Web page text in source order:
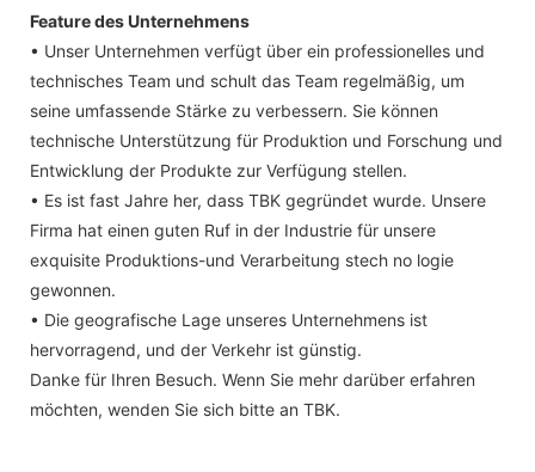
Feature des Unternehmens
• Unser Unternehmen verfügt über ein professionelles und
technisches Team und schult das Team regelmäßig, um
seine umfassende Stärke zu verbessern. Sie können
technische Unterstützung für Produktion und Forschung und
Entwicklung der Produkte zur Verfügung stellen.
• Es ist fast Jahre her, dass TBK gegründet wurde. Unsere
Firma hat einen guten Ruf in der Industrie für unsere
exquisite Produktions-und Verarbeitung stech no logie
gewonnen.
• Die geografische Lage unseres Unternehmens ist
hervorragend, und der Verkehr ist günstig.
Danke für Ihren Besuch. Wenn Sie mehr darüber erfahren
möchten, wenden Sie sich bitte an TBK.